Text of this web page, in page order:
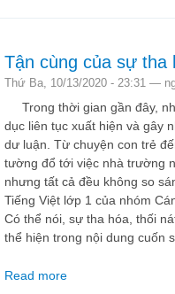
Tận cùng của sự tha
Thứ Ba, 10/13/2020 - 23:31 —
Trong thời gian gần đây,
dục liên tục xuất hiện và gây
dư luận. Từ chuyện con trẻ
tường đổ tới việc nhà trường
nhưng tất cả đều không so
Tiếng Việt lớp 1 của nhóm
Có thể nói, sự tha hóa, thối
thể hiện trong nội dung cuốn
Read more